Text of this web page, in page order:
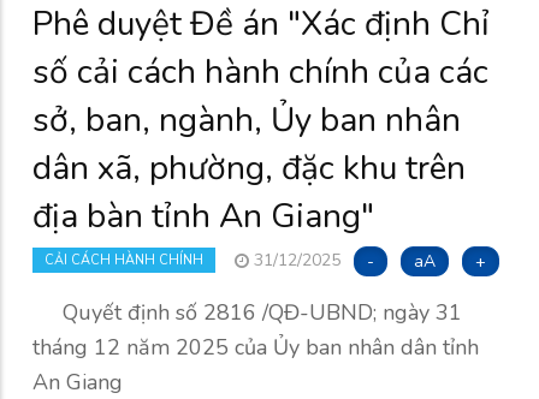
Phê duyệt Đề án "Xác định Chỉ
số cải cách hành chính của các
sở, ban, ngành, Ủy ban nhân
dân xã, phường, đặc khu trên
địa bàn tỉnh An Giang"
CẢI CÁCH HÀNH CHÍNH 31/12/2025 - aA +
Quyết định số 2816 /QĐ-UBND; ngày 31
tháng 12 năm 2025 của Ủy ban nhân dân tỉnh
An Giang